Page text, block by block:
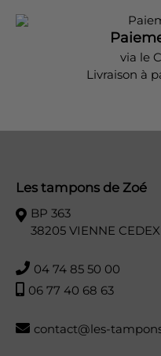
via le
Livraison à
Les tampons de Zoé
BP 363
38205 VIENNE CEDEX
04 74 85 50 00
06 77 40 68 63
contact@les-